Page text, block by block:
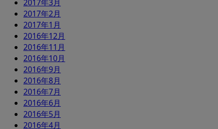
2017年3月
2017年2月
2017年1月
2016年12月
2016年11月
2016年10月
2016年9月
2016年8月
2016年7月
2016年6月
2016年5月
2016年4月